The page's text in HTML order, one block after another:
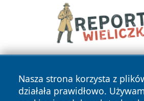
Nasza strona korzysta z
działała prawidłowo.